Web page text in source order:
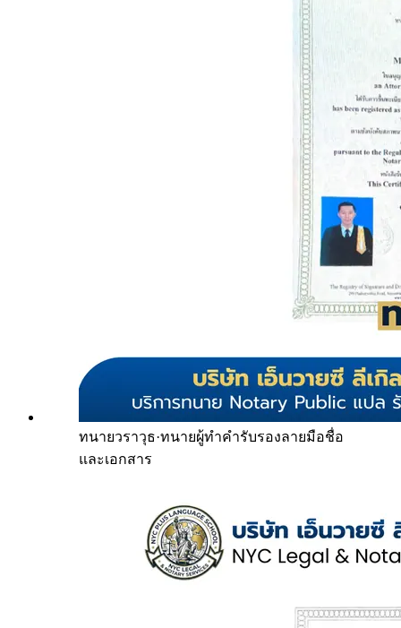
ทนายวราวุธ·ทนายผู้ทำคำรับรองลายมือชื่อ
และเอกสาร